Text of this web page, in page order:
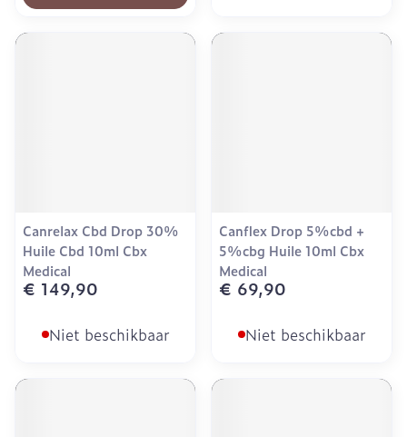
Canrelax Cbd Drop 30%
Huile Cbd 10ml Cbx
Medical
€ 149,90
Niet beschikbaar
Canflex Drop 5%cbd +
5%cbg Huile 10ml Cbx
Medical
€ 69,90
Niet beschikbaar